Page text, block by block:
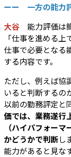
ーー 一方の能力
大谷 能力評価は
「仕事を進める
仕事で必要となる
する内容です。
ただし、例えば協
いると判断するの
以前の勤務評定と
価では、業務遂行
（ハイパフォー
かどうかで判断し
能力があると見な